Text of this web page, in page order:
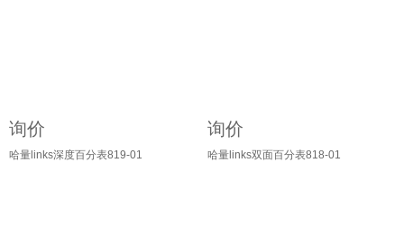
询价
哈量links深度百分表819-01
询价
哈量links双面百分表818-01